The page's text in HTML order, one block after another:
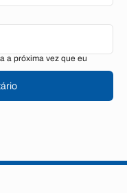
a próxima vez que eu